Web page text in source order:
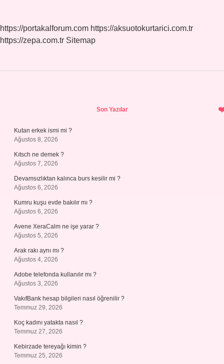
https://portakalforum.com https://aksuotokurtarici.com.tr
https://zepa.com.tr Sitemap
Son Yazılar
Kutan erkek ismi mi ?
Ağustos 8, 2026
Kıtsch ne demek ?
Ağustos 7, 2026
Devamsızlıktan kalınca burs kesilir mi ?
Ağustos 6, 2026
Kumru kuşu evde bakılır mı ?
Ağustos 6, 2026
Avene XeraCalm ne işe yarar ?
Ağustos 5, 2026
Arak rakı aynı mı ?
Ağustos 4, 2026
Adobe telefonda kullanılır mı ?
Ağustos 3, 2026
VakıfBank hesap bilgileri nasıl öğrenilir ?
Temmuz 29, 2026
Koç kadını yatakta nasıl ?
Temmuz 27, 2026
Kebirzade tereyağı kimin ?
Temmuz 25, 2026